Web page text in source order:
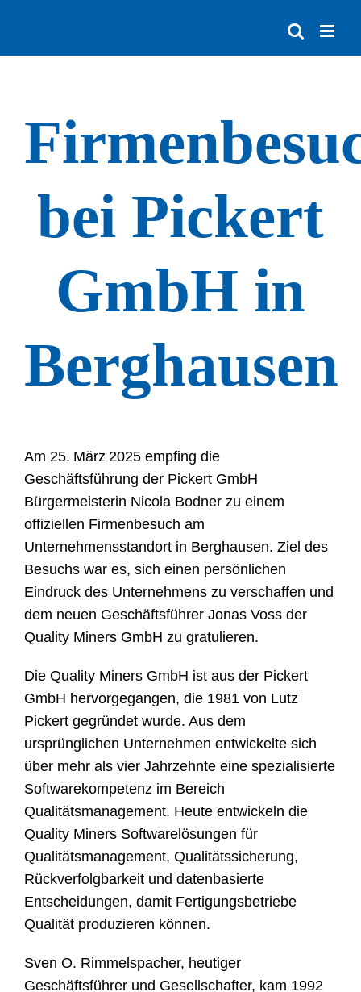
springen
bei Pickert
GmbH in
Berghausen
Am 25. März 2025 empfing die
Geschäftsführung der Pickert GmbH
Bürgermeisterin Nicola Bodner zu einem
offiziellen Firmenbesuch am
Unternehmensstandort in Berghausen. Ziel des
Besuchs war es, sich einen persönlichen
Eindruck des Unternehmens zu verschaffen und
dem neuen Geschäftsführer Jonas Voss der
Quality Miners GmbH zu gratulieren.
Die Quality Miners GmbH ist aus der Pickert
GmbH hervorgegangen, die 1981 von Lutz
Pickert gegründet wurde. Aus dem
ursprünglichen Unternehmen entwickelte sich
über mehr als vier Jahrzehnte eine spezialisierte
Softwarekompetenz im Bereich
Qualitätsmanagement. Heute entwickeln die
Quality Miners Softwarelösungen für
Qualitätsmanagement, Qualitätssicherung,
Rückverfolgbarkeit und datenbasierte
Entscheidungen, damit Fertigungsbetriebe
Qualität produzieren können.
Sven O. Rimmelspacher, heutiger
Geschäftsführer und Gesellschafter, kam 1992